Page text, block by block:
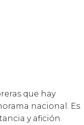
que hay
nacional. Es
y afición.